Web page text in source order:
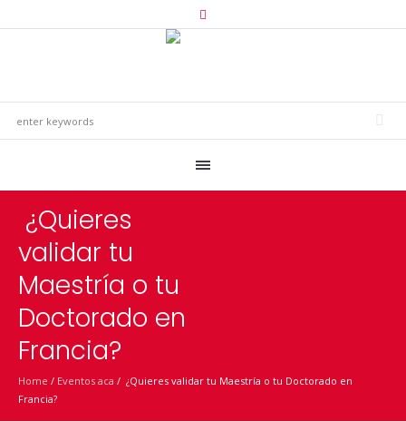
¿Quieres
validar tu
Maestría o tu
Doctorado en
Francia?
Home / Eventos aca / ¿Quieres validar tu Maestría o tu Doctorado en
Francia?